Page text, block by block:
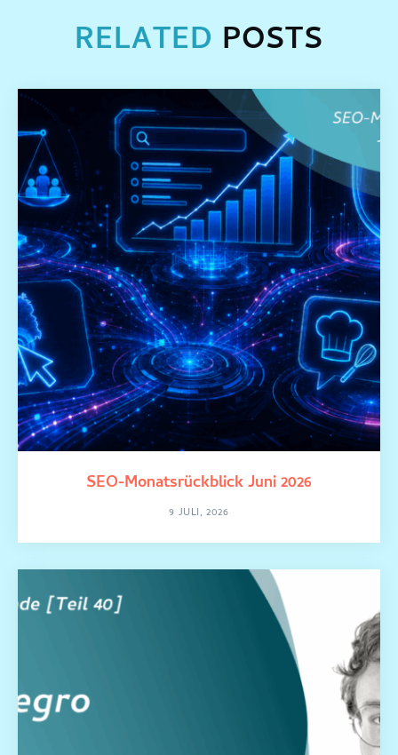
RELATED POSTS
SEO-Monatsrückblick Juni 2026
9 JULI, 2026